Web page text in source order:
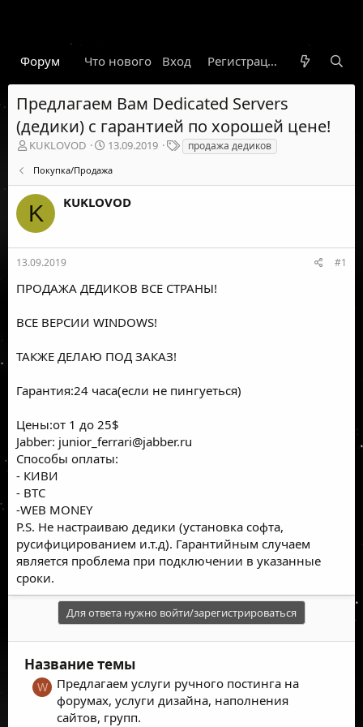
Форум Что нового Гарант Новости
Вход Регистрация
Предлагаем Вам Dedicated Servers
(дедики) с гарантией по хорошей цене!
А
о
р
т
е
м
ы
KUKLOVOD
Д
т
а
н
а
13.09.2019
Т
е
и
продажа дедиков
Покупка/Продажа
K KUKLOVOD
13.09.2019 #1
ПРОДАЖА ДЕДИКОВ ВСЕ СТРАНЫ!
ВСЕ ВЕРСИИ WINDOWS!
ТАКЖЕ ДЕЛАЮ ПОД ЗАКАЗ!
Гарантия:24 часа(если не пингуеться)
Цены:от 1 до 25$
Jabber: junior_ferrari@jabber.ru
Способы оплаты:
- КИВИ
- BTC
-WEB MONEY
P.S. Не настраиваю дедики (установка софта,
русифицированием и.т.д). Гарантийным случаем
является проблема при подключении в указанные
сроки.
Для ответа нужно войти/зарегистрироваться
Название темы
W
Предлагаем услуги ручного постинга на
форумах, услуги дизайна, наполнения
сайтов, групп.